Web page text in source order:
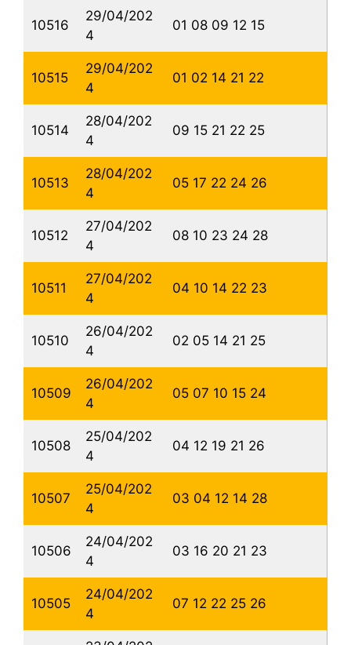
10516
29/04/202
4
01 08 09 12 15
10515
29/04/202
4
01 02 14 21 22
10514
28/04/202
4
09 15 21 22 25
10513
28/04/202
4
05 17 22 24 26
10512
27/04/202
4
08 10 23 24 28
10511
27/04/202
4
04 10 14 22 23
10510
26/04/202
4
02 05 14 21 25
10509
26/04/202
4
05 07 10 15 24
10508
25/04/202
4
04 12 19 21 26
10507
25/04/202
4
03 04 12 14 28
10506
24/04/202
4
03 16 20 21 23
10505
24/04/202
4
07 12 22 25 26